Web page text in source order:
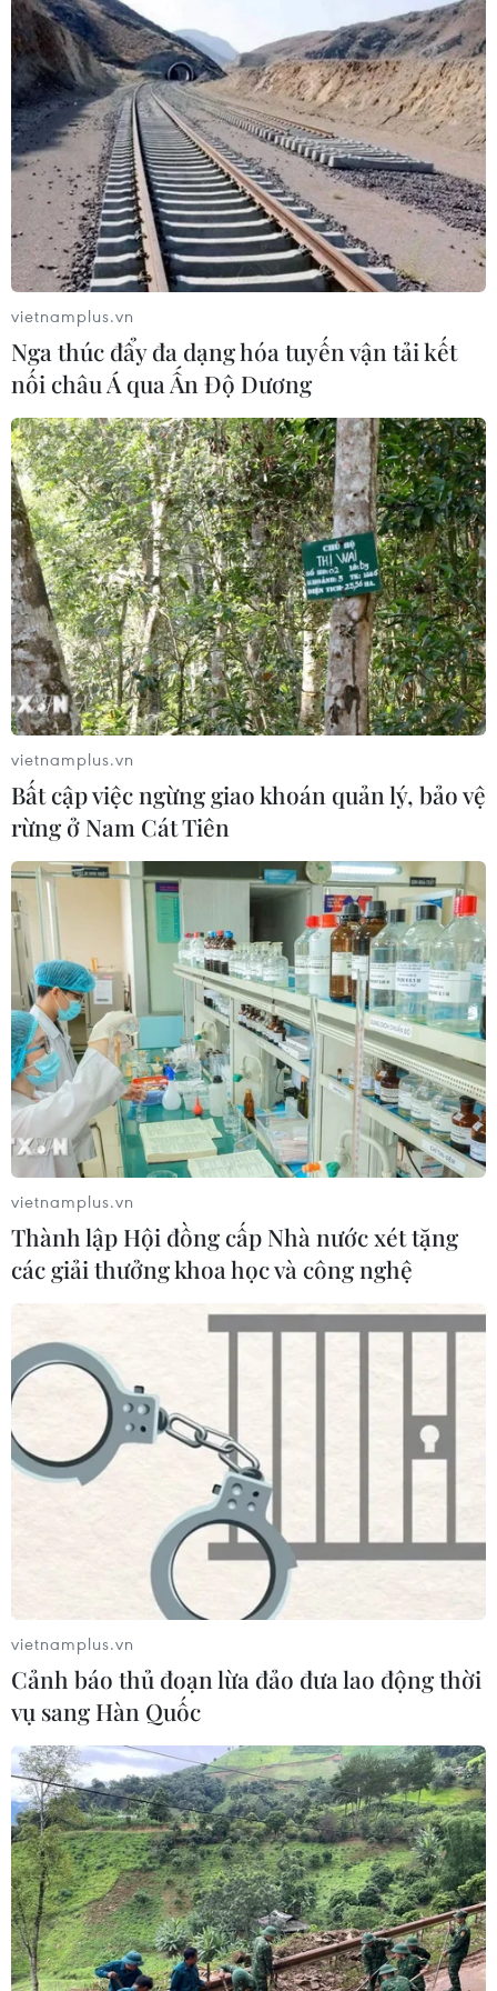
TIN CÙNG CHUYÊN MỤC
Iran và Oman thống nhất mở lại eo
biển Hormuz trong 60 ngày
Israel thử nghiệm tên lửa Arrow giữa
lúc căng thẳng khu vực leo thang
06/08/2026 11:17
Iran cảnh báo đáp trả nhằm vào hạ
tầng năng lượng khu vực nếu bị tấn
công
06/08/2026 04:37
vietnamplus.vn
Nga thúc đẩy đa dạng hóa tuyến vận tải kết
nối châu Á qua Ấn Độ Dương
vietnamplus.vn
Bất cập việc ngừng giao khoán quản lý, bảo vệ
rừng ở Nam Cát Tiên
vietnamplus.vn
Thành lập Hội đồng cấp Nhà nước xét tặng
các giải thưởng khoa học và công nghệ
vietnamplus.vn
Cảnh báo thủ đoạn lừa đảo đưa lao động thời
vụ sang Hàn Quốc